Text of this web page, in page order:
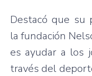
Destacó que su
la fundación
es ayudar a los
través del